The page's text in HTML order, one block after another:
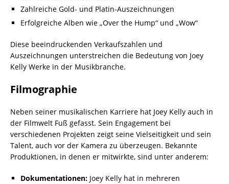
Zahlreiche Gold- und Platin-Auszeichnungen
Erfolgreiche Alben wie „Over the Hump“ und „Wow“
Diese beeindruckenden Verkaufszahlen und
Auszeichnungen unterstreichen die Bedeutung von Joey
Kelly Werke in der Musikbranche.
Filmographie
Neben seiner musikalischen Karriere hat Joey Kelly auch in
der Filmwelt Fuß gefasst. Sein Engagement bei
verschiedenen Projekten zeigt seine Vielseitigkeit und sein
Talent, auch vor der Kamera zu überzeugen. Bekannte
Produktionen, in denen er mitwirkte, sind unter anderem:
Dokumentationen: Joey Kelly hat in mehreren